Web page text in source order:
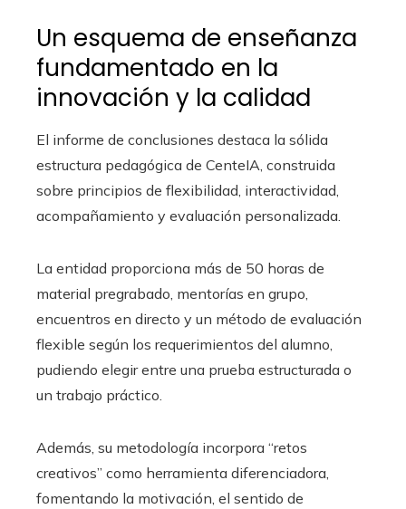
Un esquema de enseñanza
fundamentado en la
innovación y la calidad
El informe de conclusiones destaca la sólida
estructura pedagógica de CenteIA, construida
sobre principios de flexibilidad, interactividad,
acompañamiento y evaluación personalizada.
La entidad proporciona más de 50 horas de
material pregrabado, mentorías en grupo,
encuentros en directo y un método de evaluación
flexible según los requerimientos del alumno,
pudiendo elegir entre una prueba estructurada o
un trabajo práctico.
Además, su metodología incorpora “retos
creativos” como herramienta diferenciadora,
fomentando la motivación, el sentido de